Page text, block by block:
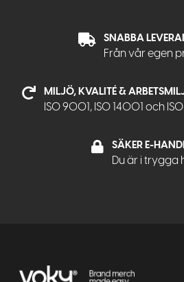
SNABBA
Från vår egen
MILJÖ, KVALITÉ &
ISO 9001, ISO 14001 och
SÄKER E-
Du är i trygga